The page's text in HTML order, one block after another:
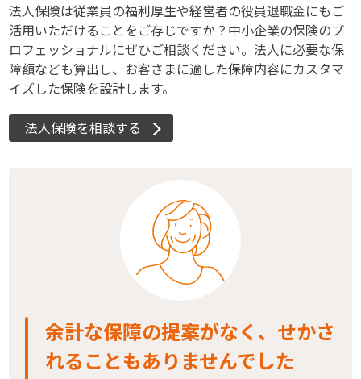
法人保険は従業員の福利厚生や経営者の役員退職金にもご
活用いただけることをご存じですか？中小企業の保険のプ
ロフェッショナルにぜひご相談ください。法人に必要な保
障額なども算出し、お客さまに適した保障内容にカスタマ
イズした保険を設計します。
法人保険を相談する
余計な保障の提案がなく、せかさ
れることもありませんでした